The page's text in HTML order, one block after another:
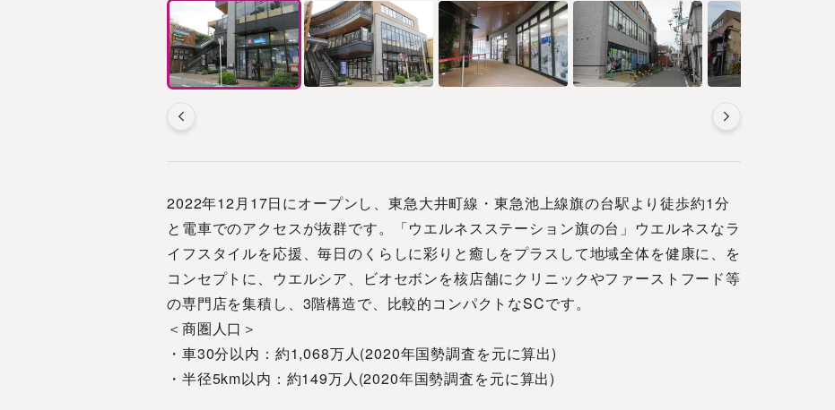
2022年12月17日にオープンし、東急大井町線・東急池上線旗の台駅より徒歩約1分
と電車でのアクセスが抜群です。「ウエルネスステーション旗の台」ウエルネスなラ
イフスタイルを応援、毎日のくらしに彩りと癒しをプラスして地域全体を健康に、を
コンセプトに、ウエルシア、ビオセボンを核店舗にクリニックやファーストフード等
の専門店を集積し、3階構造で、比較的コンパクトなSCです。
＜商圏人口＞
・車30分以内：約1,068万人(2020年国勢調査を元に算出)
・半径5km以内：約149万人(2020年国勢調査を元に算出)